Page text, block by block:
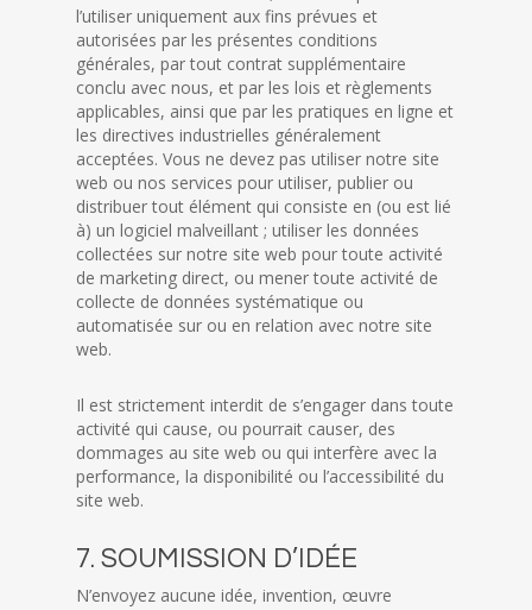
l’utiliser uniquement aux fins prévues et
autorisées par les présentes conditions
générales, par tout contrat supplémentaire
conclu avec nous, et par les lois et règlements
applicables, ainsi que par les pratiques en ligne et
les directives industrielles généralement
acceptées. Vous ne devez pas utiliser notre site
web ou nos services pour utiliser, publier ou
distribuer tout élément qui consiste en (ou est lié
à) un logiciel malveillant ; utiliser les données
collectées sur notre site web pour toute activité
de marketing direct, ou mener toute activité de
collecte de données systématique ou
automatisée sur ou en relation avec notre site
web.
Il est strictement interdit de s’engager dans toute
activité qui cause, ou pourrait causer, des
dommages au site web ou qui interfère avec la
performance, la disponibilité ou l’accessibilité du
site web.
7. SOUMISSION D’IDÉE
N’envoyez aucune idée, invention, œuvre